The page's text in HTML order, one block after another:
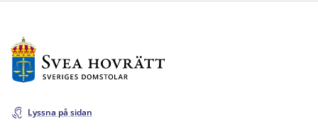
Lyssna på sidan